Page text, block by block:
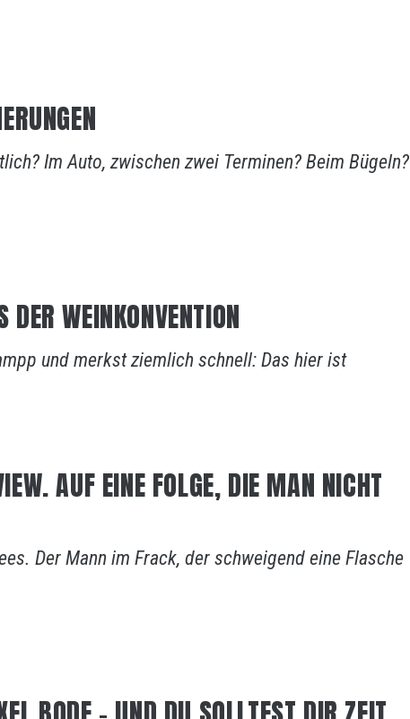
Im Auto, zwischen zwei Terminen? Beim Bügeln?
WEINKONVENTION
und merkst ziemlich schnell: Das hier ist
AUF EINE FOLGE, DIE MAN NICHT
Der Mann im Frack, der schweigend eine Flasche